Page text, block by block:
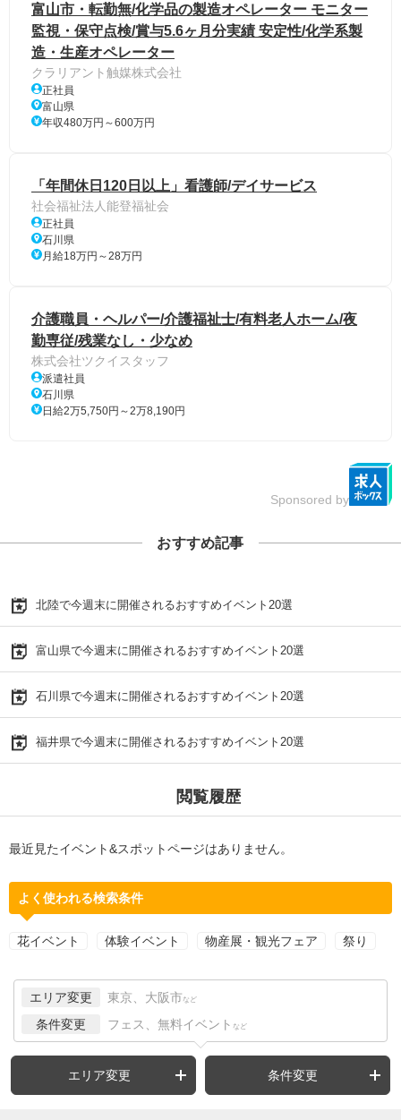
富山市・転勤無/化学品の製造オペレーター モニター
監視・保守点検/賞与5.6ヶ月分実績 安定性/化学系製
造・生産オペレーター
クラリアント触媒株式会社
正社員
富山県
年収480万円～600万円
「年間休日120日以上」看護師/デイサービス
社会福祉法人能登福祉会
正社員
石川県
月給18万円～28万円
介護職員・ヘルパー/介護福祉士/有料老人ホーム/夜
勤専従/残業なし・少なめ
株式会社ツクイスタッフ
派遣社員
石川県
日給2万5,750円～2万8,190円
Sponsored by
おすすめ記事
北陸で今週末に開催されるおすすめイベント20選
富山県で今週末に開催されるおすすめイベント20選
石川県で今週末に開催されるおすすめイベント20選
福井県で今週末に開催されるおすすめイベント20選
閲覧履歴
最近見たイベント&スポットページはありません。
よく使われる検索条件
花イベント 体験イベント 物産展・観光フェア 祭り
エリア変更 東京、大阪市 など
条件変更 フェス、無料イベント など
エリア変更 条件変更